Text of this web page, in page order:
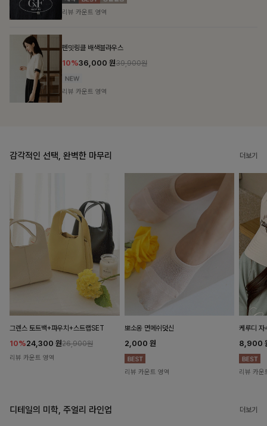
리뷰 카운트 영역
16,200 17,900원
감각적인 선택, 완벽한 마무리 더보기
그렌스 토트백+파우치+스트랩SET
10%24,300 원26,900원
리뷰 카운트 영역
뽀소옹 면메쉬덧신
2,000 원
리뷰 카운트 영역
케루디 자
8,900
리뷰 카운
디테일의 미학, 주얼리 라인업 더보기